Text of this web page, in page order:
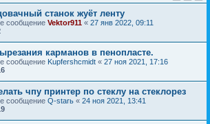
станок жуёт ленту
сообщение Vektor911 « 27 янв 2022, 09:11
карманов в пенопласте.
сообщение Kupfershcmidt « 27 ноя 2021, 17:16
чпу принтер по стеклу на стеклорез
сообщение Q-starь « 24 ноя 2021, 13:41